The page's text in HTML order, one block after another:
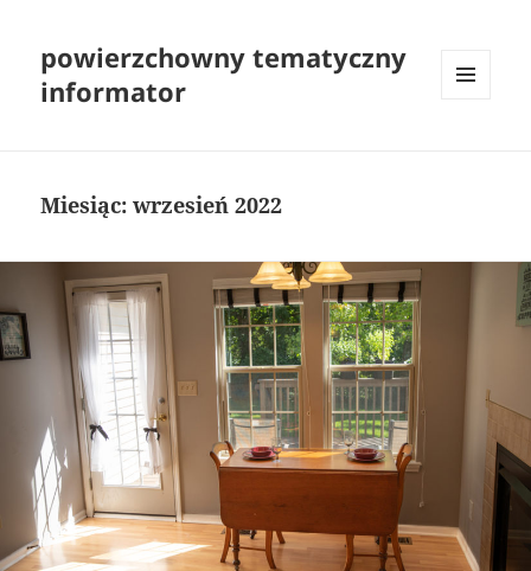
powierzchowny tematyczny
informator
Miesiąc:wrzesień 2022